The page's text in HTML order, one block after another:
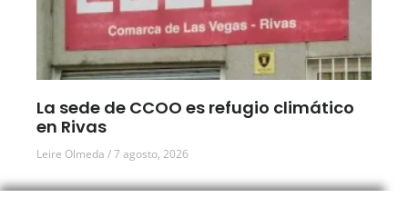
La sede de CCOO es refugio climático
en Rivas
Leire Olmeda 7 agosto, 2026